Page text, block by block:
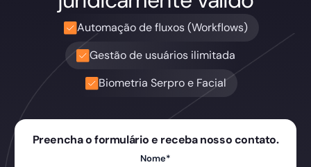
Automação de fluxos (Workflows)
Gestão de usuários ilimitada
Biometria Serpro e Facial
Preencha o formulário e receba nosso contato.
Nome*